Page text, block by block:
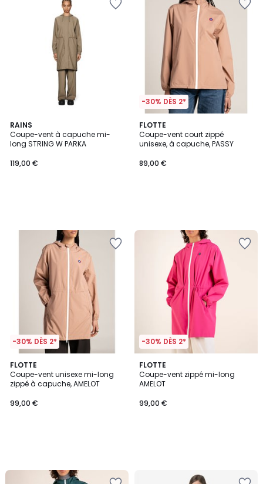
RAINS
Coupe-vent à capuche mi-
long STRING W PARKA
119,00 €
-30% DÈS 2*
FLOTTE
Coupe-vent court zippé
unisexe, à capuche, PASSY
89,00 €
-30% DÈS 2*
FLOTTE
Coupe-vent unisexe mi-long
zippé à capuche, AMELOT
99,00 €
-30% DÈS 2*
FLOTTE
Coupe-vent zippé mi-long
AMELOT
99,00 €